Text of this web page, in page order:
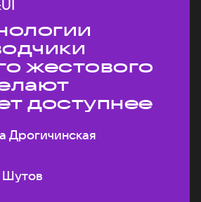
жестового
доступнее
Дрогичинская
Шутов